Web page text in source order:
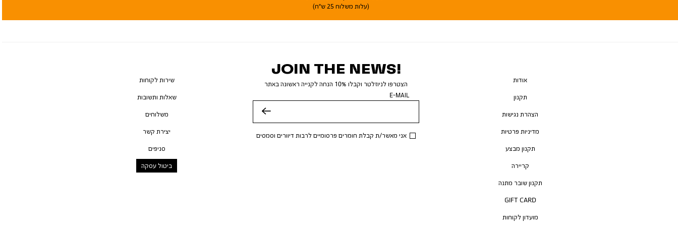
(עלות משלוח 25 ש"ח)
JOIN THE NEWS!
הצטרפו לניוזלטר וקבלו 10% הנחה לקנייה ראשונה באתר
E-MAIL
אני מאשר/ת קבלת חומרים פרסומיים לרבות דיוורים וסמסים
אודות
תקנון
הצהרת נגישות
מדיניות פרטיות
תקנון מבצע
קריירה
תקנון שובר מתנה
GIFT CARD
מועדון לקוחות
שירות לקוחות
שאלות ותשובות
משלוחים
יצירת קשר
סניפים
ביטול עסקה